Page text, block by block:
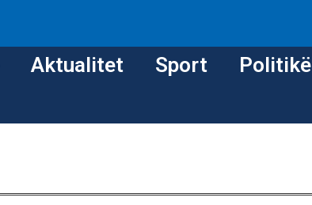
Aktualitet Sport Politikë